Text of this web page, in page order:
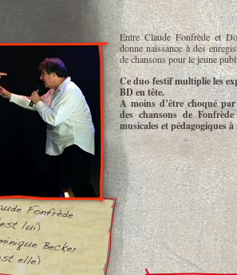
Entre Claude Fonfrède et
donne naissance à des
de chansons pour le jeune
Ce duo festif multiplie les
BD en tête.
A moins d’être choqué
des chansons de
musicales et pédagogiques